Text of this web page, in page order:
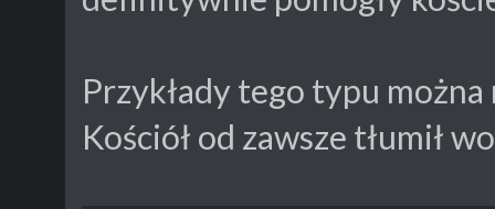
Przykłady tego typu
Kościół od zawsze tłumił